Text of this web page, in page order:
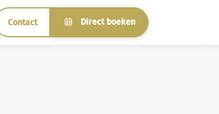
Contact Direct boeken